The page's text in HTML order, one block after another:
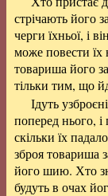
стрічають його
черги їхньої, і
може повести їх
товариша його
тільки тим, що
Ідуть
поперед нього,
скільки їх
зброя товариша
його шию. Хто
будуть в очах